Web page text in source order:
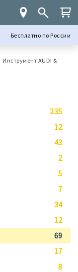
Бесплатно по России
Инструмент AUDI &
235
12
43
2
5
7
34
12
69
17
8